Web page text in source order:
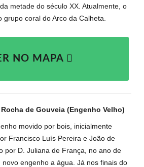
metade do século XX. Atualmente, o
coral do Arco da Calheta.
NO MAPA
de Gouveia (Engenho Velho)
movido por bois, inicialmente
Francisco Luís Pereira e João de
por D. Juliana de França, no ano de
engenho a água. Já nos finais do